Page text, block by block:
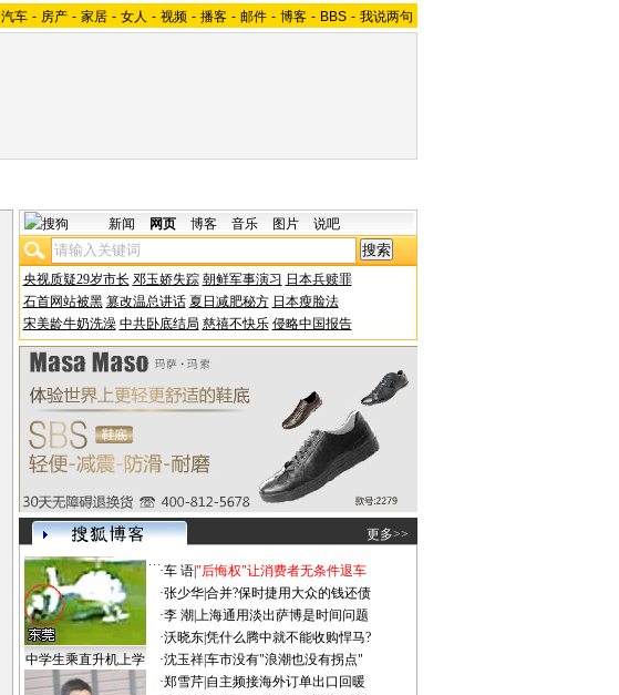
汽车 - 房产 - 家居 - 女人 - 视频 - 播客 - 邮件 - 博客 - BBS - 我说两句
新闻 网页 博客 音乐 图片 说吧
央视质疑29岁市长 邓玉娇失踪 朝鲜军事演习 日本兵赎罪
石首网站被黑 篡改温总讲话 夏日减肥秘方 日本瘦脸法
宋美龄牛奶洗澡 中共卧底结局 慈禧不快乐 侵略中国报告
更多>>
中学生乘直升机上学
·车 语|"后悔权"让消费者无条件退车
·张少华|合并?保时捷用大众的钱还债
·李 潮 上海通用淡出萨博是时间问题
·沃晓东|凭什么腾中就不能收购悍马?
·沈玉祥|车市没有"浪潮也没有拐点"
·郑雪芹| 自主频接海外订单出口回暖